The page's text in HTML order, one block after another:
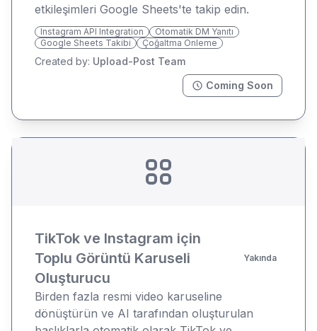
etkileşimleri Google Sheets'te takip edin.
Instagram API Integration
Otomatik DM Yanıtı
Google Sheets Takibi
Çoğaltma Önleme
Created by: Upload-Post Team
Coming Soon
TikTok ve Instagram için
Toplu Görüntü Karuseli
Oluşturucu
Yakında
Birden fazla resmi video karuseline
dönüştürün ve AI tarafından oluşturulan